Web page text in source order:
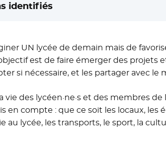
identifiés
UN lycée de demain mais de
est de faire émerger des projets
si nécessaire, et les partager avec le
vie des lycéen·ne·s et des membres
en compte : que ce soit les locaux,
au lycée, les transports, le sport, la